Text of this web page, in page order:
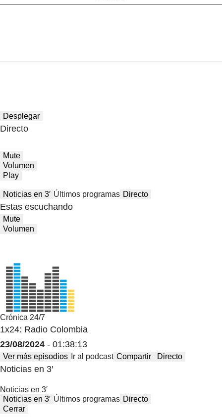
Desplegar
Directo
Mute
Volumen
Play
Noticias en 3′ Últimos programas Directo
Estas escuchando
Mute
Volumen
Crónica 24/7
1x24: Radio Colombia
23/08/2024 - 01:38:13
Ver más episodios Ir al podcast Compartir Directo
Noticias en 3′
Noticias en 3′
Noticias en 3′ Últimos programas Directo
Cerrar